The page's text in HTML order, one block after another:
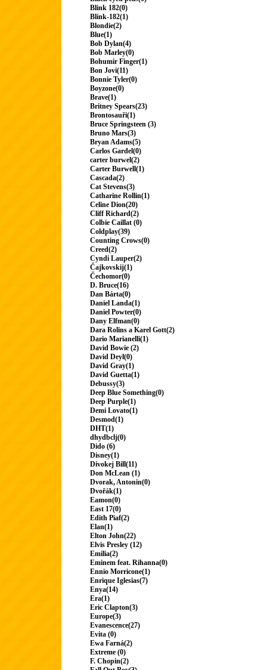
Blink 182(0)
Blink-182(1)
Blondie(2)
Blue(1)
Bob Dylan(4)
Bob Marley(0)
Bohumir Finger(1)
Bon Jovi(11)
Bonnie Tyler(0)
Boyzone(0)
Brave(1)
Britney Spears(23)
Brontosauři(1)
Bruce Springsteen (3)
Bruno Mars(3)
Bryan Adams(5)
Carlos Gardel(0)
carter burwel(2)
Carter Burwell(1)
Cascada(2)
Cat Stevens(3)
Catharine Rollin(1)
Celine Dion(20)
Cliff Richard(2)
Colbie Caillat (0)
Coldplay(39)
Counting Crows(0)
Creed(2)
Cyndi Lauper(2)
Čajkovskij(1)
Čechomor(0)
D. Bruce(16)
Dan Bárta(0)
Daniel Landa(1)
Daniel Powter(0)
Dany Elfman(0)
Dara Rolins a Karel Gott(2)
Dario Marianelli(1)
David Bowie (2)
David Deyl(0)
David Gray(1)
David Guetta(1)
Debussy(3)
Deep Blue Something(0)
Deep Purple(1)
Demi Lovato(1)
Desmod(1)
DHT(1)
dhydbclj(0)
Dido (6)
Disney(1)
Divokej Bill(11)
Don McLean (1)
Dvorak, Antonin(0)
Dvořák(1)
Eamon(0)
East 17(0)
Edith Piaf(2)
Elan(1)
Elton John(22)
Elvis Presley (12)
Emilia(2)
Eminem feat. Rihanna(0)
Ennio Morricone(1)
Enrique Iglesias(7)
Enya(14)
Era(1)
Eric Clapton(3)
Europe(3)
Evanescence(27)
Evita (0)
Ewa Farná(2)
Extreme (0)
F. Chopin(2)